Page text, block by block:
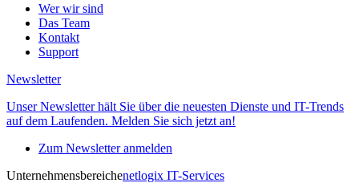
Wer wir sind
Das Team
Kontakt
Support
Newsletter
Unser Newsletter hält Sie über die neuesten Dienste und IT-Trends
auf dem Laufenden. Melden Sie sich jetzt an!
Zum Newsletter anmelden
Unternehmensbereichenetlogix IT-Services